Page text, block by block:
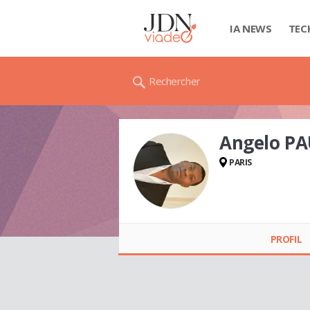
IA NEWS
Rechercher
Angelo
PARIS
PROFIL